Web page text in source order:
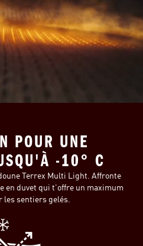
POUR UNE
-10° C
Terrex Multi Light. Affronte
en duvet qui t'offre un maximum
les sentiers gelés.